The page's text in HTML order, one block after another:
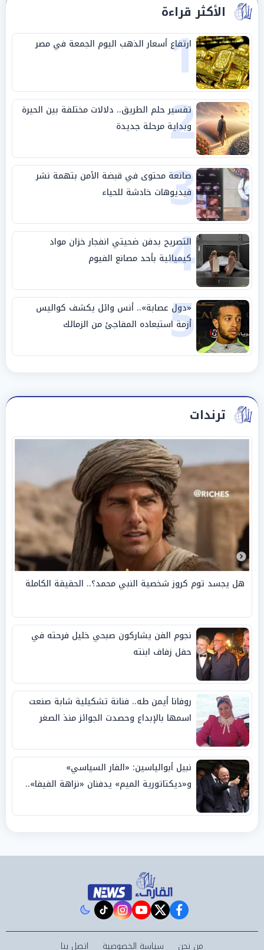
الأكثر قراءة
1
ارتفاع أسعار الذهب اليوم الجمعة في مصر
2
تفسير حلم الطريق.. دلالات مختلفة بين الحيرة
وبداية مرحلة جديدة
3
صانعة محتوى في قبضة الأمن بتهمة نشر
فيديوهات خادشة للحياء
4
التصريح بدفن ضحيتي انفجار خزان مواد
كيميائية بأحد مصانع الفيوم
5
«دول عصابة».. أنس وائل يكشف كواليس
أزمة استبعاده المفاجئ من الزمالك
ترندات
هل يجسد توم كروز شخصية النبي محمد؟.. الحقيقة الكاملة
نجوم الفن يشاركون صبحي خليل فرحته في
حفل زفاف ابنته
روفانا أيمن طه.. فنانة تشكيلية شابة صنعت
اسمها بالإبداع وحصدت الجوائز منذ الصغر
نبيل أبوالياسين: «الفار السياسي»
و«ديكتاتورية الميم» يدفنان «نزاهة الفيفا»..
facebook
twitter
youtube
instagram
tiktok
من نحن سياسة الخصوصية اتصل بنا